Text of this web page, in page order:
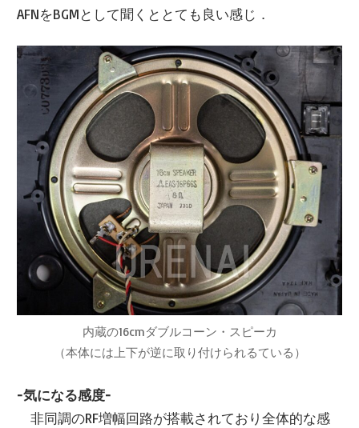
AFNをBGMとして聞くととても良い感じ．
内蔵の16cmダブルコーン・スピーカ
（本体には上下が逆に取り付けられるている）
-気になる感度-
非同調のRF増幅回路が搭載されており全体的な感